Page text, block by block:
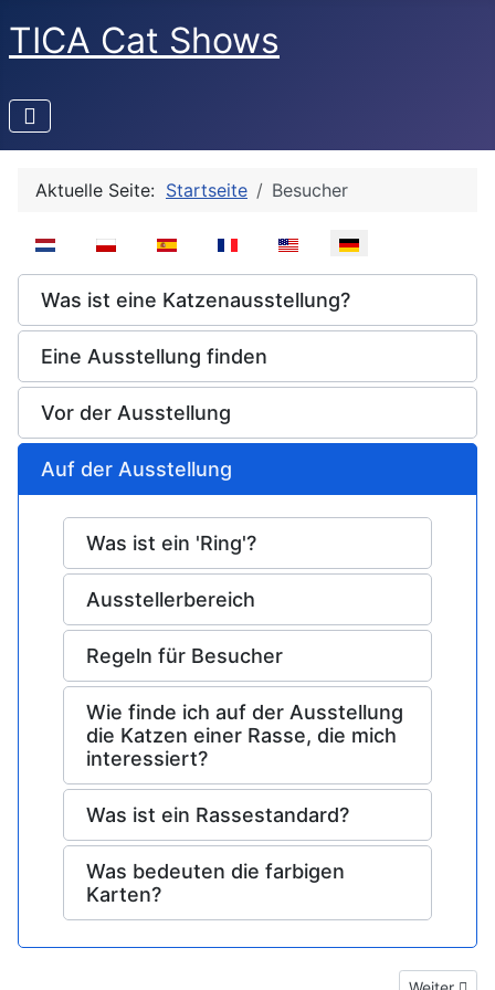
TICA Cat Shows
Aktuelle Seite: Startseite Besucher
Sprache auswählen
Was ist eine Katzenausstellung?
Eine Ausstellung finden
Vor der Ausstellung
Auf der Ausstellung
Was ist ein 'Ring'?
Ausstellerbereich
Regeln für Besucher
Wie finde ich auf der Ausstellung
die Katzen einer Rasse, die mich
interessiert?
Was ist ein Rassestandard?
Was bedeuten die farbigen
Karten?
Nächster